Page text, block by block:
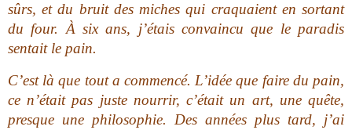
sûrs, et du bruit des miches qui craquaient en sortant
du four. À six ans, j’étais convaincu que le paradis
sentait le pain.
C’est là que tout a commencé. L’idée que faire du pain,
ce n’était pas juste nourrir, c’était un art, une quête,
presque une philosophie. Des années plus tard, j’ai